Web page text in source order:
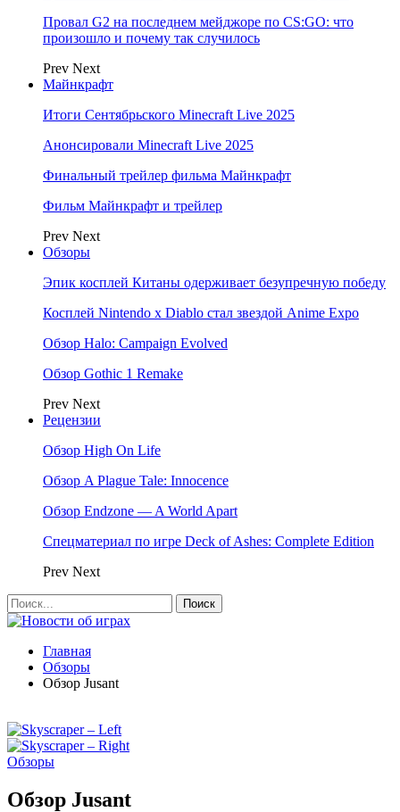
Провал G2 на последнем мейджоре по CS:GO: что
произошло и почему так случилось
Prev Next
Майнкрафт
Итоги Сентябрьского Minecraft Live 2025
Анонсировали Minecraft Live 2025
Финальный трейлер фильма Майнкрафт
Фильм Майнкрафт и трейлер
Prev Next
Обзоры
Эпик косплей Китаны одерживает безупречную победу
Косплей Nintendo x Diablo стал звездой Anime Expo
Обзор Halo: Campaign Evolved
Обзор Gothic 1 Remake
Prev Next
Рецензии
Обзор High On Life
Обзор A Plague Tale: Innocence
Обзор Endzone — A World Apart
Спецматериал по игре Deck of Ashes: Complete Edition
Prev Next
Главная
Обзоры
Обзор Jusant
Обзоры
Обзор Jusant